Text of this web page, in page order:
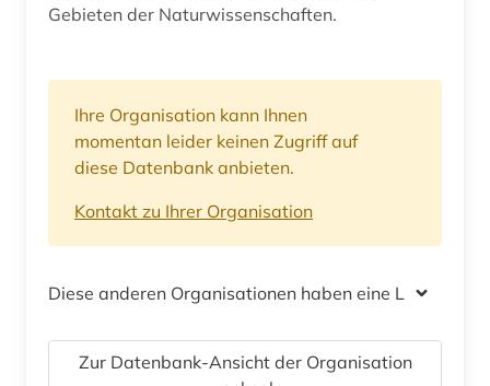
Gebieten der Naturwissenschaften.
Ihre Organisation kann Ihnen
momentan leider keinen Zugriff auf
diese Datenbank anbieten.
Kontakt zu Ihrer Organisation
Diese anderen Organisationen haben eine Lizenz
Zur Datenbank-Ansicht der Organisation